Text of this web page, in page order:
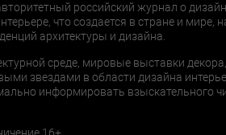
российский журнал о
что создается в стране и
архитектуры и дизайна.
среде, мировые выставки
звездами в области дизайна
информировать взыскательного